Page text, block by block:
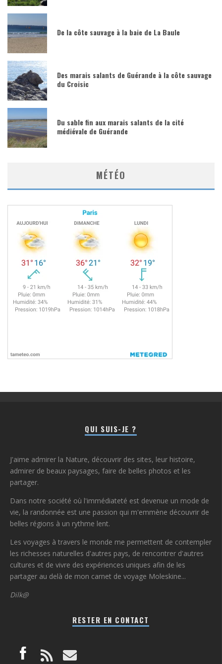
De la côte sauvage à la baie de La Baule
Des marais salants de Guérande à la côte sauvage
du Croisic
Du sable fin aux marais salants de la cité
médiévale de Guérande
MÉTÉO
QUI SUIS-JE ?
J'aime admirer la Nature, découvrir des sites, leur histoire,
admirer de beaux paysages, faire de belles photos et les
partager.
Dans notre société où l'immédiateté est devenue un mode de
vie, la randonnée est une passion qui m'emmène découvrir de
belles régions à un rythme lent.
Les voyages à travers le monde me permettent de contempler
les richesses naturelles d'autres pays, de rencontrer d'autres
cultures et de vivre des expériences uniques afin de les
partager au delà de mon carnet de voyage Moleskine...
Dilk@
RESTER EN CONTACT